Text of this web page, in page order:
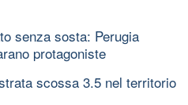
senza sosta: Perugia
protagoniste
scossa 3.5 nel territorio